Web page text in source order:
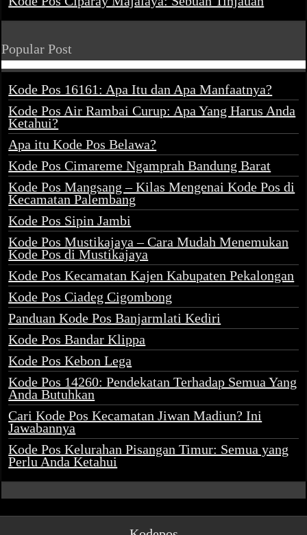
Popular Post
Kode Pos 16161: Apa Itu dan Apa Manfaatnya?
Kode Pos Air Rambai Curup: Apa Yang Harus Anda
Ketahui?
Apa itu Kode Pos Belawa?
Kode Pos Cimareme Ngamprah Bandung Barat
Kode Pos Mangsang – Kilas Mengenai Kode Pos di
Kecamatan Palembang
Kode Pos Sipin Jambi
Kode Pos Mustikajaya – Cara Mudah Menemukan
Kode Pos di Mustikajaya
Kode Pos Kecamatan Kajen Kabupaten Pekalongan
Kode Pos Ciadeg Cigombong
Panduan Kode Pos Banjarmlati Kediri
Kode Pos Bandar Klippa
Kode Pos Kebon Lega
Kode Pos 14260: Pendekatan Terhadap Semua Yang
Anda Butuhkan
Cari Kode Pos Kecamatan Jiwan Madiun? Ini
Jawabannya
Kode Pos Kelurahan Pisangan Timur: Semua yang
Perlu Anda Ketahui